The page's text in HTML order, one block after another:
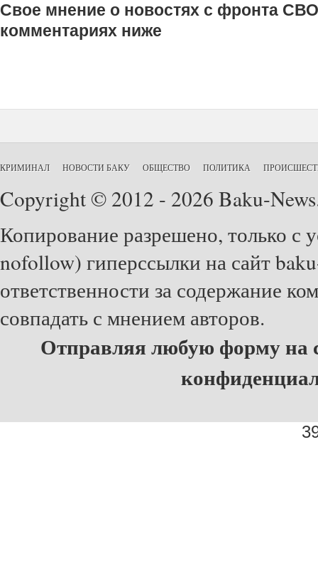
Свое мнение о новостях с фронта
комментариях ниже
КРИМИНАЛ НОВОСТИ БАКУ ОБЩЕСТВО ПОЛИТИКА
Copyright © 2012 - 2026 Baku-
Копирование разрешено, только с
nofollow) гиперссылки на сайт
ответственности за содержание
совпадать с мнением авторов.
Отправляя любую форму на